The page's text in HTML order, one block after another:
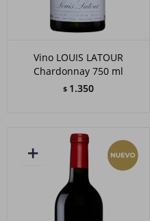
Vino LOUIS LATOUR
Chardonnay 750 ml
$ 1.350